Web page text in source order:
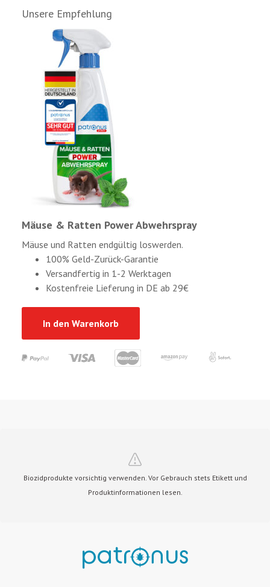
Unsere Empfehlung
Mäuse & Ratten Power Abwehrspray
Mäuse und Ratten endgültig loswerden.
100% Geld-Zurück-Garantie
Versandfertig in 1-2 Werktagen
Kostenfreie Lieferung in DE ab 29€
In den Warenkorb
Biozidprodukte vorsichtig verwenden. Vor Gebrauch stets Etikett und
Produktinformationen lesen.